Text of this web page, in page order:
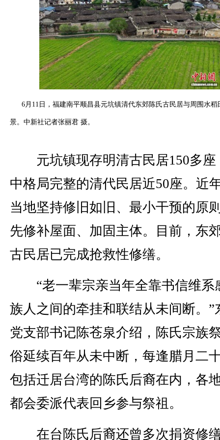
6月11日，福建南平顺昌县元坑镇清代东郊陈氏古民居与周围水稻
景。中新社记者张丽君 摄。
元坑镇现存明清古民居150多座
中格局完整的清代民居近50座。近
当地坚持修旧如旧、最小干预的原
先修补屋面、加固主体。目前，东
古民居已完成抢救性修缮。
“老一辈宗亲当年全靠书信维系
族人之间的牵挂和联结从未间断。”
党支部书记陈苍泉介绍，陈氏宗族
俗延续百年从未中断，每逢腊月二
包括迁居台湾的陈氏后裔在内，各
都会委派代表回乡参与祭祖。
在台陈氏后裔还曾多次捐资修